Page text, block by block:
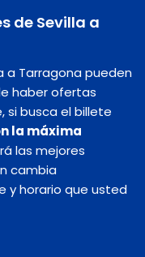
de Sevilla a
a Tarragona pueden
haber ofertas
si busca el billete
la máxima
las mejores
cambia
y horario que usted